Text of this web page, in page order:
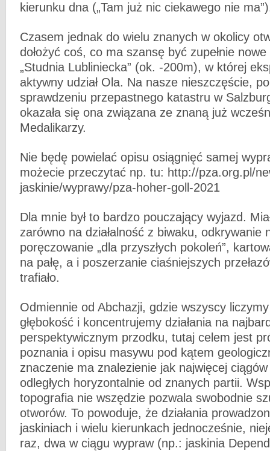
kierunku dna („Tam już nic ciekawego nie
Czasem jednak do wielu znanych w okolicy
dołożyć coś, co ma szansę być zupełnie
„Studnia Lubliniecka” (ok. -200m), w której
aktywny udział Ola. Na nasze nieszczęście,
sprawdzeniu przepastnego katastru w
okazała się ona związana ze znaną już
Medalikarzy.
Nie będę powielać opisu osiągnięć samej
możecie przeczytać np. tu: http://pza.org.pl/
jaskinie/wyprawy/pza-hoher-goll-2021
Dla mnie był to bardzo pouczający wyjazd.
zarówno na działalność z biwaku, odkrywanie
poręczowanie „dla przyszłych pokoleń”,
na pałę, a i poszerzanie ciaśniejszych
trafiało.
Odmiennie od Abchazji, gdzie wszyscy
głębokość i koncentrujemy działania na
perspektywicznym przodku, tutaj celem jest
poznania i opisu masywu pod kątem
znaczenie ma znalezienie jak najwięcej
odległych horyzontalnie od znanych partii.
topografia nie wszędzie pozwala swobodnie
otworów. To powoduje, że działania
jaskiniach i wielu kierunkach jednocześnie,
raz, dwa w ciągu wypraw (np.: jaskinia